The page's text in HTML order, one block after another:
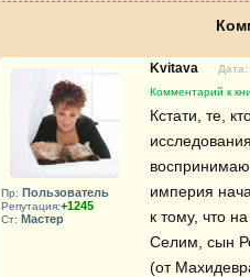
Пр: Пользователь
Репутация:+1245
Ст: Мастер
Kvitava
Комментарий к
Кстати, те,
империя
к тому, что
Селим, сын
(от